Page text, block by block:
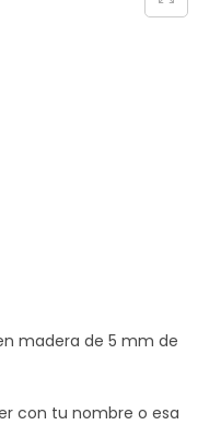
madera de 5 mm de
con tu nombre o esa